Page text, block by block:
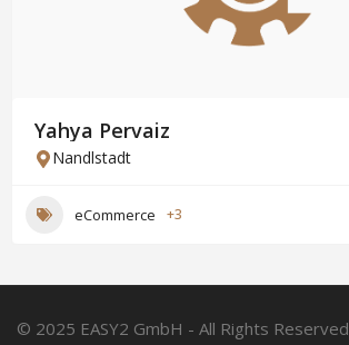
Yahya Pervaiz
Nandlstadt
eCommerce +3
© 2025 EASY2 GmbH - All Rights Reserved